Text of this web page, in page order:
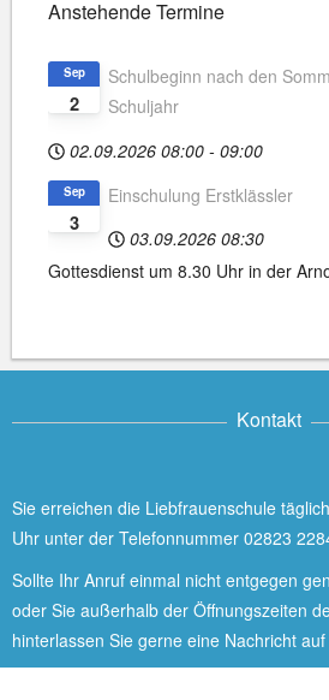
Anstehende Termine
2
Sep
Schulbeginn nach den
Schuljahr
02.09.2026 08:00 - 09:00
3
Sep
Einschulung Erstklässler
03.09.2026 08:30
Gottesdienst um 8.30 Uhr in der
Kontakt
Sie erreichen die Liebfrauenschule
Uhr unter der Telefonnummer 02823
Sollte Ihr Anruf einmal nicht entgegen
oder Sie außerhalb der Öffnungszeiten
hinterlassen Sie gerne eine Nachricht